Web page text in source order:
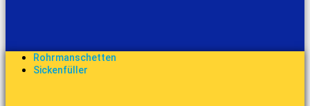
Rohrmanschetten
Sickenfüller